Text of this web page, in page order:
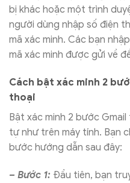
bị khác hoặc một trình
người dùng nhập số điện
mã xác minh. Các bạn
mã xác minh được gửi về
Cách bật xác minh 2
thoại
Bật xác minh 2 bước
tự như trên máy tính. Bạn
bước hướng dẫn sau đây:
– Bước 1: Đầu tiên, bạn